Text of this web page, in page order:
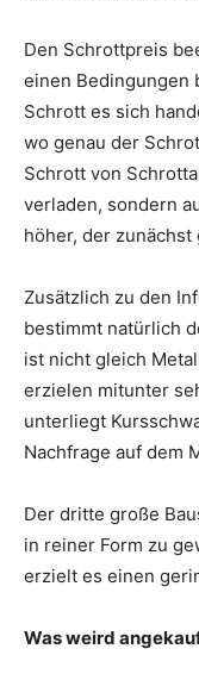
Den Schrottpreis
einen Bedingungen
Schrott es sich
wo genau der
Schrott von
verladen, sondern
höher, der
Zusätzlich zu den
bestimmt natürlich
ist nicht gleich
erzielen mitunter
unterliegt
Nachfrage auf dem
Der dritte große
in reiner Form zu
erzielt es einen
Was weird